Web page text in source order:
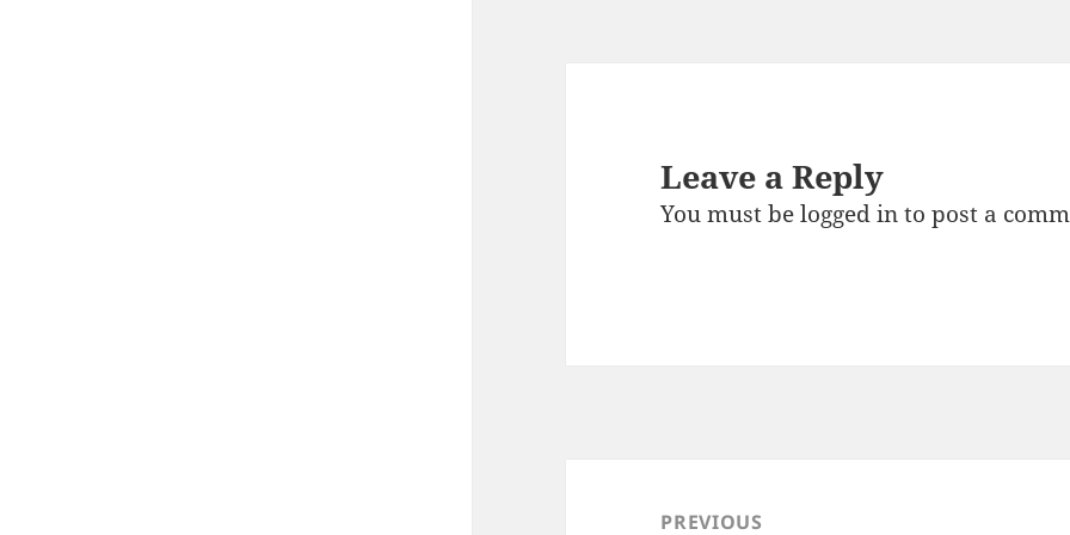
Leave a Reply
You must belogged into post a
navigationPREVIOUS